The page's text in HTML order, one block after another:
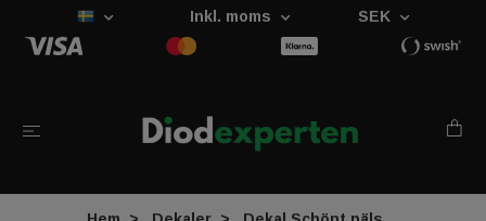
Inkl. moms SEK